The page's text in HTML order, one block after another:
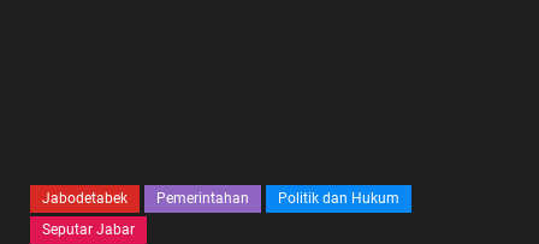
Jabodetabek Pemerintahan
Politik dan Hukum
Seputar Jabar